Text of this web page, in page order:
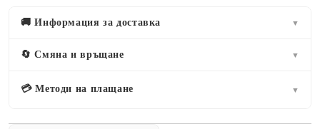
🚚 Информация за доставка ▼
🔄 Смяна и връщане ▼
💳 Методи на плащане ▼